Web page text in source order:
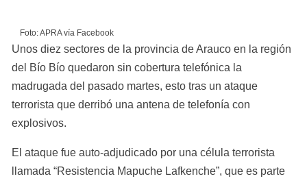
Foto: APRA vía Facebook
Unos diez sectores de la provincia de Arauco en la región
del Bío Bío quedaron sin cobertura telefónica la
madrugada del pasado martes, esto tras un ataque
terrorista que derribó una antena de telefonía con
explosivos.
El ataque fue auto-adjudicado por una célula terrorista
llamada “Resistencia Mapuche Lafkenche”, que es parte